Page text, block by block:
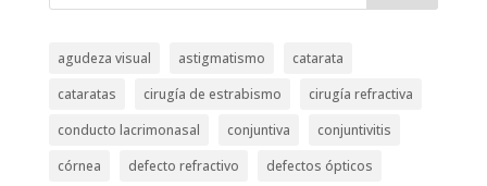
agudeza visual astigmatismo
catarata
cataratas
cirugía de estrabismo
cirugía refractiva
conducto lacrimonasal
conjuntiva
conjuntivitis
córnea
defecto refractivo
defectos ópticos